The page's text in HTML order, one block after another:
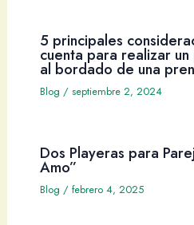
5 principales
cuenta para realizar
al bordado de una
Blog / septiembre 2, 2024
Dos Playeras para
Amo”
Blog / febrero 4, 2025